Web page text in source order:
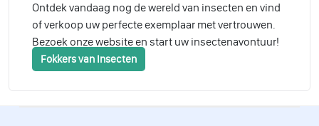
Ontdek vandaag nog de wereld van insecten en vind
of verkoop uw perfecte exemplaar met vertrouwen.
Bezoek onze website en start uw insectenavontuur!
Fokkers van Insecten